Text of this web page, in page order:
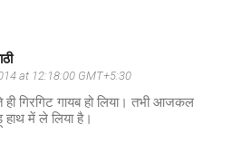
at 12:18:00 GMT+5:30
गिरगिट गायब हो लिया। तभी आजकल
हाथ में ले लिया है।